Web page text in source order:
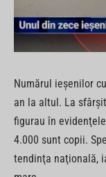
Numărul ieşenilor
an la altul. La
figurau în
4.000 sunt copii.
tendinţa naţională,